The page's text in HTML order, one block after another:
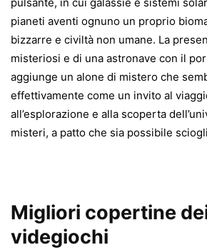
pianeti aventi ognuno un proprio
bizzarre e civiltà non umane. La
misteriosi e di una astronave con il
aggiunge un alone di mistero che
effettivamente come un invito al
all’esplorazione e alla scoperta
misteri, a patto che sia possibile
Migliori copertine
videgiochi